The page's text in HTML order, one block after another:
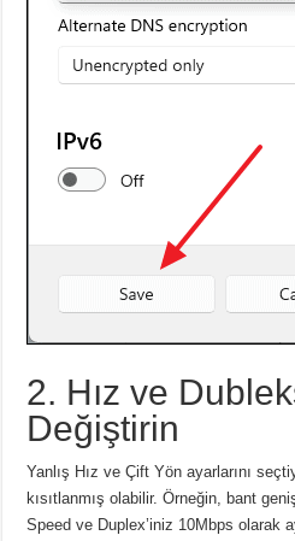
2. Hız ve
Değiştirin
Yanlış Hız ve Çift Yön ayarlarını
kısıtlanmış olabilir.Örneğin, bant
Speed ​​ve Duplex’iniz 10Mbps olarak